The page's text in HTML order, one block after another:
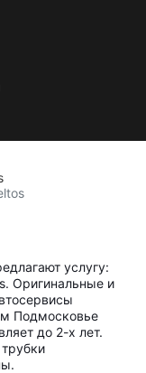
услугу:
Оригинальные и
Подмосковье
до 2-х лет.